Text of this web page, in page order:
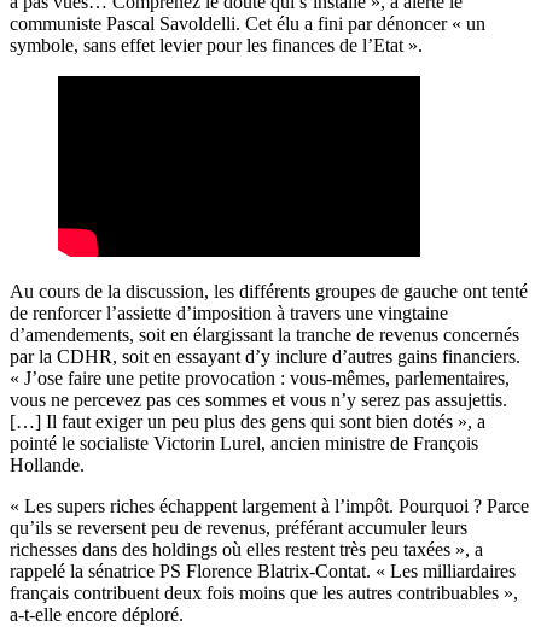
communiste Pascal Savoldelli. Cet élu a fini par dénoncer « un
symbole, sans effet levier pour les finances de l’Etat ».
Au cours de la discussion, les différents groupes de gauche ont tenté
de renforcer l’assiette d’imposition à travers une vingtaine
d’amendements, soit en élargissant la tranche de revenus concernés
par la CDHR, soit en essayant d’y inclure d’autres gains financiers.
« J’ose faire une petite provocation : vous-mêmes, parlementaires,
vous ne percevez pas ces sommes et vous n’y serez pas assujettis.
[…] Il faut exiger un peu plus des gens qui sont bien dotés », a
pointé le socialiste Victorin Lurel, ancien ministre de François
Hollande.
« Les supers riches échappent largement à l’impôt. Pourquoi ? Parce
qu’ils se reversent peu de revenus, préférant accumuler leurs
richesses dans des holdings où elles restent très peu taxées », a
rappelé la sénatrice PS Florence Blatrix-Contat. « Les milliardaires
français contribuent deux fois moins que les autres contribuables »,
a-t-elle encore déploré.